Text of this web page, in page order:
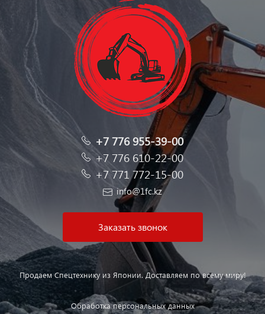
+7 776 955-39-00
+7 776 610-22-00
+7 771 772-15-00
info@1fc.kz
Заказать звонок
Продаем Спецтехнику из Японии. Доставляем по всему миру!
Обработка персональных данных